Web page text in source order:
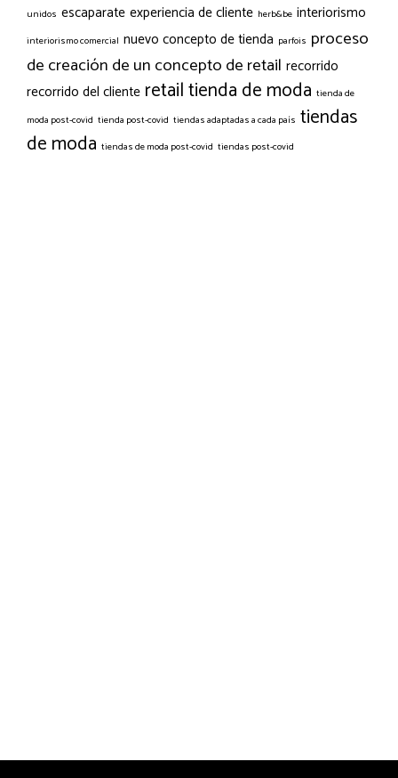
unidos escaparate experiencia de cliente herb&be interiorismo
interiorismo comercial nuevo concepto de tienda parfois proceso
de creación de un concepto de retail recorrido
recorrido del cliente retailtienda de moda tienda de
moda post-covid tienda post-covid tiendas adaptadas a cada país tiendas
de moda tiendas de moda post-covid tiendas post-covid